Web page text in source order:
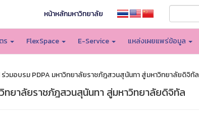
หน้าหลักมหาวิทยาลัย
ร FlexSpace E-Service แหล่งเผยแพร่ข้อมูล
วมอบรม PDPA มหาวิทยาลัยราชภัฎสวนสุนันทา สู่มหาวิทยาลัยดิจิทัล
ทยาลัยราชภัฎสวนสุนันทา สู่มหาวิทยาลัยดิจิทัล